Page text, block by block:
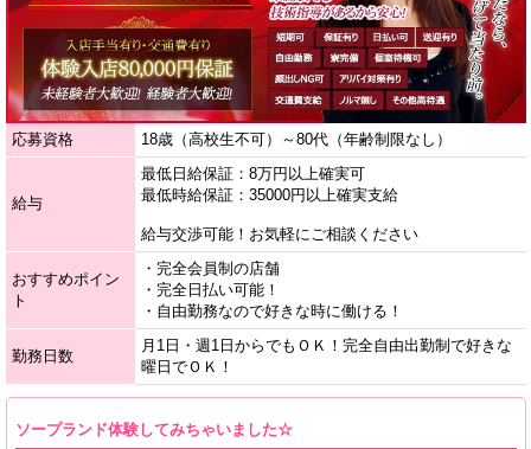
応募資格 18歳（高校生不可）～80代（年齢制限なし）
給与
最低日給保証：8万円以上確実可
最低時給保証：35000円以上確実支給
給与交渉可能！お気軽にご相談ください
おすすめポイン
ト
・完全会員制の店舗
・完全日払い可能！
・自由勤務なので好きな時に働ける！
勤務日数
月1日・週1日からでもＯＫ！完全自由出勤制で好きな
曜日でＯＫ！
ソープランド体験してみちゃいました☆